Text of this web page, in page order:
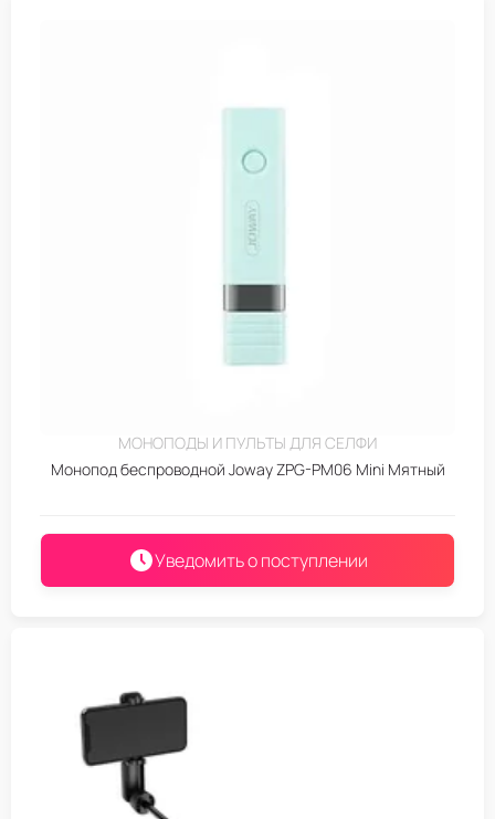
МОНОПОДЫ И ПУЛЬТЫ ДЛЯ СЕЛФИ
Монопод беспроводной Joway ZPG-PM06 Mini Мятный
Уведомить о поступлении